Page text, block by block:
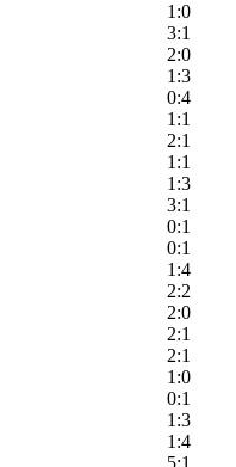
1:0
3:1
2:0
1:3
0:4
1:1
2:1
1:1
1:3
3:1
0:1
0:1
1:4
2:2
2:0
2:1
2:1
1:0
0:1
1:3
1:4